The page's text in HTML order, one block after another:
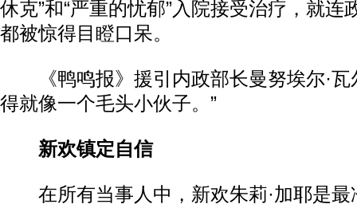
休克”和“严重的忧郁”入院接受治疗，就连
都被惊得目瞪口呆。
《鸭鸣报》援引内政部长曼努埃尔·瓦
得就像一个毛头小伙子。”
新欢镇定自信
在所有当事人中，新欢朱莉·加耶是最